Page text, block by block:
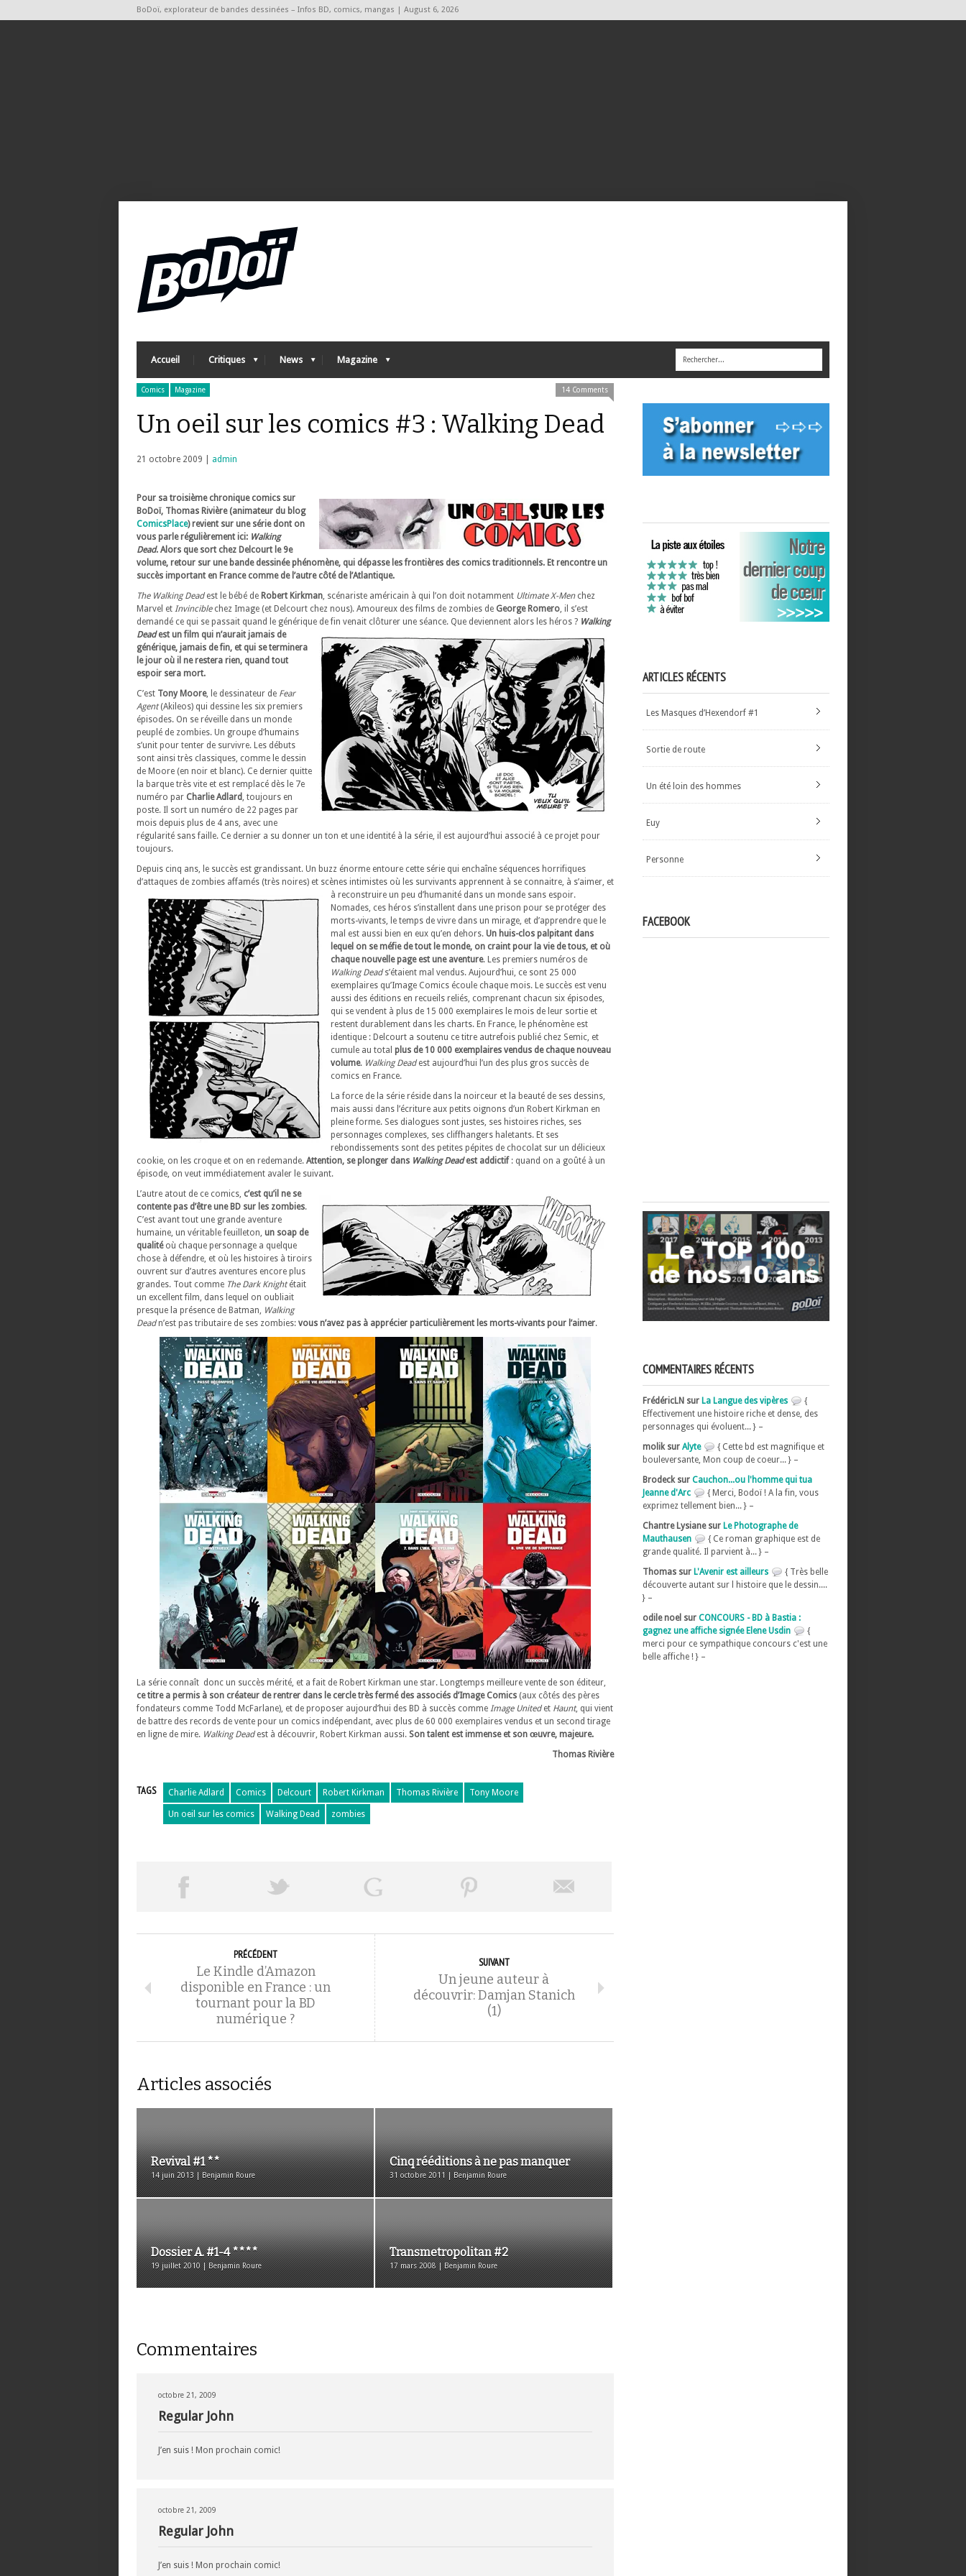
BoDoï, explorateur de bandes dessinées – Infos BD, comics, mangas | August 6, 2026
Accueil Critiques News Magazine
Comics Magazine 14 Comments
Un oeil sur les comics #3 : Walking Dead
21 octobre 2009 | admin
Pour sa troisième chronique comics sur
BoDoï, Thomas Rivière (animateur du blog
ComicsPlace) revient sur une série dont on
vous parle régulièrement ici: Walking
Dead. Alors que sort chez Delcourt le 9e
volume, retour sur une bande dessinée phénomène, qui dépasse les frontières des comics traditionnels. Et rencontre un
succès important en France comme de l’autre côté de l’Atlantique.
The Walking Deadest le bébé de Robert Kirkman, scénariste américain à qui l’on doit notamment Ultimate X-Menchez
Marvel et Invinciblechez Image (et Delcourt chez nous). Amoureux des films de zombies de George Romero, il s’est
demandé ce qui se passait quand le générique de fin venait clôturer une séance. Que deviennent alors les héros ? Walking
Deadest un film qui n’aurait jamais de
générique, jamais de fin, et qui se terminera
le jour où il ne restera rien, quand tout
espoir sera mort.
C’est Tony Moore, le dessinateur de Fear
Agent(Akileos) qui dessine les six premiers
épisodes. On se réveille dans un monde
peuplé de zombies. Un groupe d’humains
s’unit pour tenter de survivre. Les débuts
sont ainsi très classiques, comme le dessin
de Moore (en noir et blanc). Ce dernier quitte
la barque très vite et est remplacé dès le 7e
numéro par Charlie Adlard , toujours en
poste. Il sort un numéro de 22 pages par
mois depuis plus de 4 ans, avec une
régularité sans faille. Ce dernier a su donner un ton et une identité à la série, il est aujourd’hui associé à ce projet pour
toujours.
Depuis cinq ans, le succès est grandissant. Un buzz énorme entoure cette série qui enchaîne séquences horrifiques
d’attaques de zombies affamés (très noires) et scènes intimistes où les survivants apprennent à se connaitre, à s’aimer, et
à reconstruire un peu d’humanité dans un monde sans espoir.
Nomades, ces héros s’installent dans une prison pour se protéger des
morts-vivants, le temps de vivre dans un mirage, et d’apprendre que le
mal est aussi bien en eux qu’en dehors. Un huis-clos palpitant dans
lequel on se méfie de tout le monde, on craint pour la vie de tous, et où
chaque nouvelle page est une aventure. Les premiers numéros de
Walking Deads’étaient mal vendus. Aujourd’hui, ce sont 25 000
exemplaires qu’Image Comics écoule chaque mois. Le succès est venu
aussi des éditions en recueils reliés, comprenant chacun six épisodes,
qui se vendent à plus de 15 000 exemplaires le mois de leur sortie et
restent durablement dans les charts. En France, le phénomène est
identique : Delcourt a soutenu ce titre autrefois publié chez Semic, et
cumule au total plus de 10 000 exemplaires vendus de chaque nouveau
volume. Walking Deadest aujourd’hui l’un des plus gros succès de
comics en France.
La force de la série réside dans la noirceur et la beauté de ses dessins,
mais aussi dans l’écriture aux petits oignons d’un Robert Kirkman en
pleine forme. Ses dialogues sont justes, ses histoires riches, ses
personnages complexes, ses cliffhangers haletants. Et ses
rebondissements sont des petites pépites de chocolat sur un délicieux
cookie, on les croque et on en redemande. Attention, se plonger dans Walking Deadest addictif : quand on a goûté à un
épisode, on veut immédiatement avaler le suivant.
L’autre atout de ce comics, c’est qu’il ne se
contente pas d’être une BD sur les zombies.
C’est avant tout une grande aventure
humaine, un véritable feuilleton, un soap de
qualitéoù chaque personnage a quelque
chose à défendre, et où les histoires à tiroirs
ouvrent sur d’autres aventures encore plus
grandes. Tout comme The Dark Knightétait
un excellent film, dans lequel on oubliait
presque la présence de Batman, Walking
Deadn’est pas tributaire de ses zombies: vous n’avez pas à apprécier particulièrement les morts-vivants pour l’aimer.
La série connaît donc un succès mérité, et a fait de Robert Kirkman une star. Longtemps meilleure vente de son éditeur,
ce titre a permis à son créateur de rentrer dans le cercle très fermé des associés d’Image Comics (aux côtés des pères
fondateurs comme Todd McFarlane), et de proposer aujourd’hui des BD à succès comme Image Unitedet Haunt, qui vient
de battre des records de vente pour un comics indépendant, avec plus de 60 000 exemplaires vendus et un second tirage
en ligne de mire. Walking Deadest à découvrir, Robert Kirkman aussi. Son talent est immense et son œuvre, majeure.
Thomas Rivière
TAGS Charlie Adlard Comics Delcourt Robert Kirkman Thomas Rivière Tony Moore
Un oeil sur les comics Walking Dead zombies
PRÉCÉDENT
Le Kindle d’Amazon
disponible en France : un
tournant pour la BD
numérique ?
SUIVANT
Un jeune auteur à
découvrir: Damjan Stanich
(1)
Articles associés
Revival #1 **
14 juin 2013 | Benjamin Roure
Cinq rééditions à ne pas manquer
31 octobre 2011 | Benjamin Roure
Dossier A. #1-4 ****
19 juillet 2010 | Benjamin Roure
Transmetropolitan #2
17 mars 2008 | Benjamin Roure
Commentaires
octobre 21, 2009
Regular John
J’en suis ! Mon prochain comic!
octobre 21, 2009
Regular John
J’en suis ! Mon prochain comic!
ARTICLES RÉCENTS
Les Masques d’Hexendorf #1
Sortie de route
Un été loin des hommes
Euy
Personne
FACEBOOK
COMMENTAIRES RÉCENTS
FrédéricLN sur La Langue des vipères
{
Effectivement une histoire riche et dense, des
personnages qui évoluent... } –
molik sur Alyte
{ Cette bd est magnifique et
bouleversante, Mon coup de coeur... } –
Brodeck sur Cauchon...ou l'homme qui tua
Jeanne d'Arc
{ Merci, Bodoï ! A la fin, vous
exprimez tellement bien... } –
Chantre Lysiane sur Le Photographe de
Mauthausen
{ Ce roman graphique est de
grande qualité. Il parvient à... } –
Thomas sur L'Avenir est ailleurs
{ Très belle
découverte autant sur l histoire que le dessin....
} –
odile noel sur CONCOURS - BD à Bastia :
gagnez une affiche signée Elene Usdin
{
merci pour ce sympathique concours c'est une
belle affiche ! } –